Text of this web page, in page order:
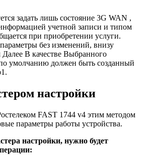
задать лишь состояние 3G WAN ,
учетной записи и типом
при приобретении услуги.
без изменений, внизу
В качестве Выбранного
умолчанию должен быть созданный
настройки
FAST 1744 v4 этим методом
параметры работы устройства.
настройки, нужно будет